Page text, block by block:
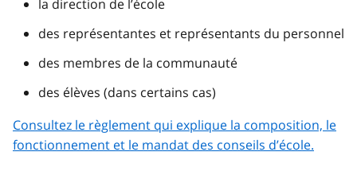
la direction de l’école
des représentantes et représentants du personnel
des membres de la communauté
des élèves (dans certains cas)
Consultez le règlement qui explique la composition, le
fonctionnement et le mandat des conseils d’école.